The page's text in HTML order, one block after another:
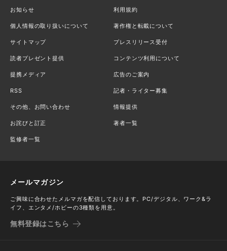
お知らせ 利用規約
個人情報の取り扱いについて 著作権と転載について
サイトマップ プレスリリース受付
読者プレゼント提供 コンテンツ利用について
提携メディア 広告のご案内
RSS 記者・ライター募集
その他、お問い合わせ 情報提供
お詫びと訂正 著者一覧
監修者一覧
メールマガジン
ご興味に合わせたメルマガを配信しております。PC/デジタル、ワーク&ラ
イフ、エンタメ/ホビーの3種類を用意。
無料登録はこちら